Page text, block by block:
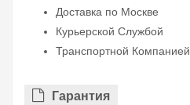
Доставка по Москве
Курьерской Службой
Транспортной Компанией
Гарантия